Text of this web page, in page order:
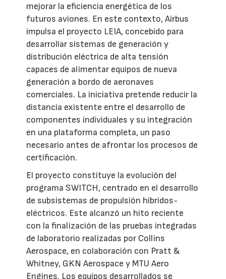
mejorar la eficiencia energética de los
futuros aviones. En este contexto, Airbus
impulsa el proyecto LEIA, concebido para
desarrollar sistemas de generación y
distribución eléctrica de alta tensión
capaces de alimentar equipos de nueva
generación a bordo de aeronaves
comerciales. La iniciativa pretende reducir la
distancia existente entre el desarrollo de
componentes individuales y su integración
en una plataforma completa, un paso
necesario antes de afrontar los procesos de
certificación.
El proyecto constituye la evolución del
programa SWITCH, centrado en el desarrollo
de subsistemas de propulsión híbridos-
eléctricos. Este alcanzó un hito reciente
con la finalización de las pruebas integradas
de laboratorio realizadas por Collins
Aerospace, en colaboración con Pratt &
Whitney, GKN Aerospace y MTU Aero
Engines. Los equipos desarrollados se